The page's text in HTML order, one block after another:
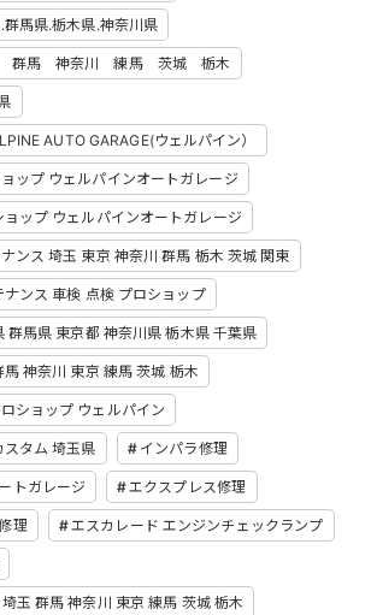
群馬県.栃木県.神奈川県
群馬 神奈川 練馬 茨城 栃木
AUTO GARAGE(ウェルパイン）
ップ ウェルパインオートガレージ
ョップ ウェルパインオートガレージ
ンス 埼玉 東京 神奈川 群馬 栃木 茨城 関東
ナンス 車検 点検 プロショップ
群馬県 東京都 神奈川県 栃木県 千葉県
馬 神奈川 東京 練馬 茨城 栃木
ショップ ウェルパイン
スタム 埼玉県 インパラ修理
トガレージ エクスプレス修理
理 エスカレード エンジンチェックランプ
玉 群馬 神奈川 東京 練馬 茨城 栃木